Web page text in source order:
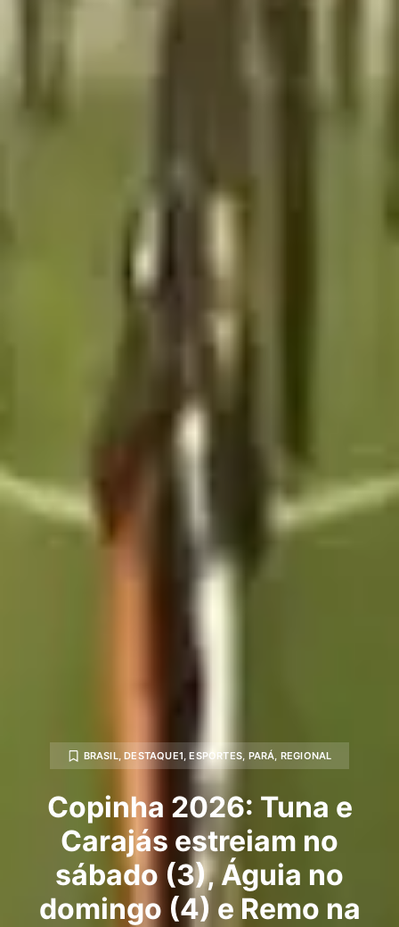
BRASIL,DESTAQUE1,ESPORTES, PARÁ, REGIONAL
Copinha 2026: Tuna e
Carajás estreiam no
sábado (3), Águia no
domingo (4) e Remo na